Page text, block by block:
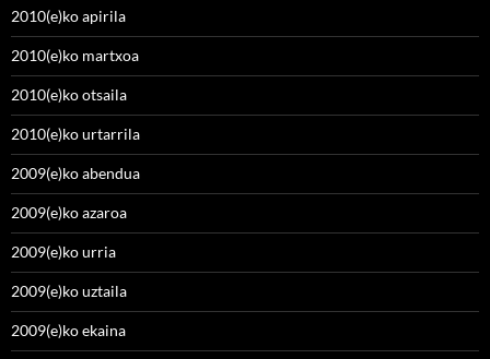
2010(e)ko apirila
2010(e)ko martxoa
2010(e)ko otsaila
2010(e)ko urtarrila
2009(e)ko abendua
2009(e)ko azaroa
2009(e)ko urria
2009(e)ko uztaila
2009(e)ko ekaina